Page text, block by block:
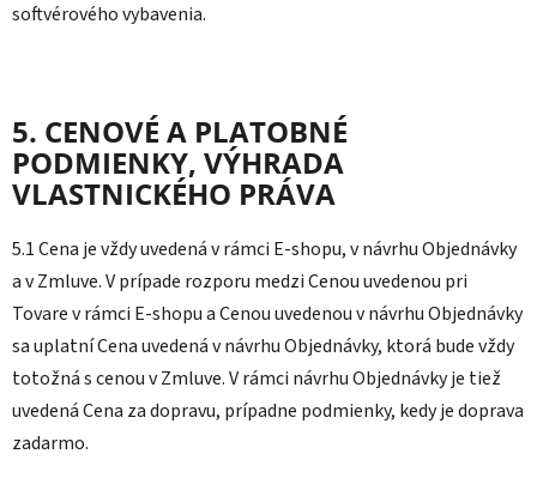
softvérového vybavenia.
5. CENOVÉ A PLATOBNÉ
PODMIENKY, VÝHRADA
VLASTNICKÉHO PRÁVA
5.1 Cena je vždy uvedená v rámci E-shopu, v návrhu Objednávky
a v Zmluve. V prípade rozporu medzi Cenou uvedenou pri
Tovare v rámci E-shopu a Cenou uvedenou v návrhu Objednávky
sa uplatní Cena uvedená v návrhu Objednávky, ktorá bude vždy
totožná s cenou v Zmluve. V rámci návrhu Objednávky je tiež
uvedená Cena za dopravu, prípadne podmienky, kedy je doprava
zadarmo.